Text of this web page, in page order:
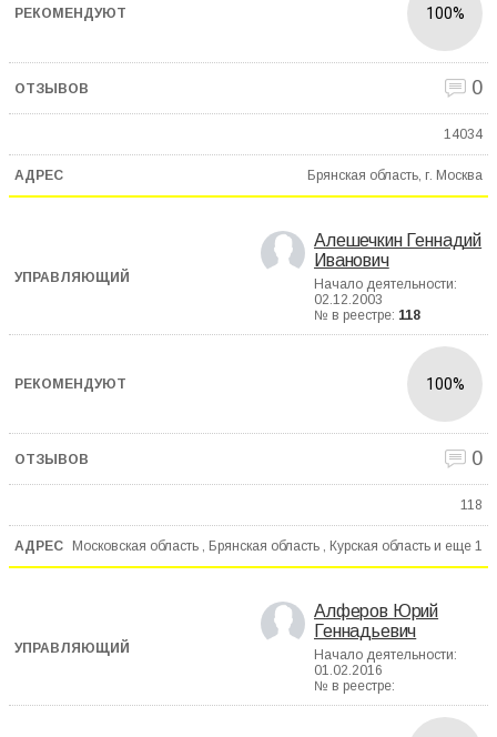
100%
0
14034
Брянская область, г. Москва
Алешечкин Геннадий
Иванович
Начало деятельности:
02.12.2003
№ в реестре: 118
100%
0
118
Московская область , Брянская область , Курская область и еще 1
Алферов Юрий
Геннадьевич
Начало деятельности:
01.02.2016
№ в реестре: